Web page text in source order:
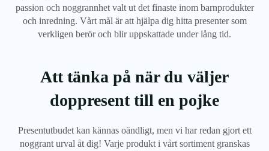
passion och noggrannhet valt ut det finaste inom barnprodukter
och inredning. Vårt mål är att hjälpa dig hitta presenter som
verkligen berör och blir uppskattade under lång tid.
Att tänka på när du väljer
doppresent till en pojke
Presentutbudet kan kännas oändligt, men vi har redan gjort ett
noggrant urval åt dig! Varje produkt i vårt sortiment granskas